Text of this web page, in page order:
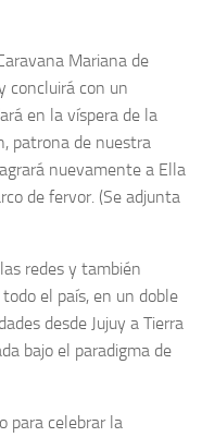
Mariana de
concluirá con un
en la víspera de la
patrona de nuestra
nuevamente a Ella
de fervor. (Se adjunta
redes y también
el país, en un doble
desde Jujuy a Tierra
bajo el paradigma de
para celebrar la